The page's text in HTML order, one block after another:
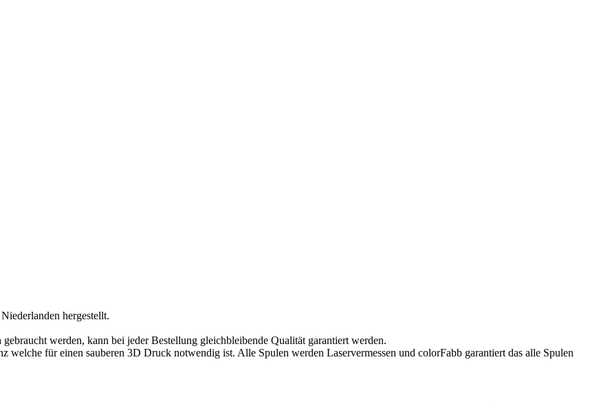
hergestellt.
werden, kann bei jeder Bestellung gleichbleibende Qualität garantiert werden.
welche für einen sauberen 3D Druck notwendig ist. Alle Spulen werden Laservermessen und colorFabb garantiert das alle Spulen